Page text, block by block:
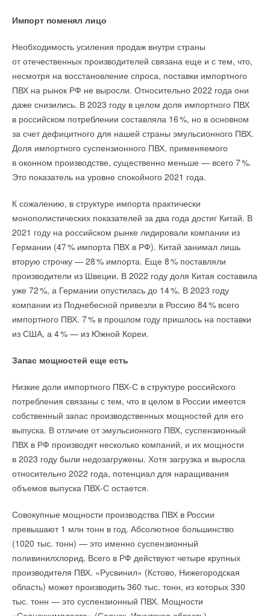
Импорт поменял лицо
Необходимость усиления продаж внутри страны
от отечественных производителей связана еще и с тем, что,
несмотря на восстановление спроса, поставки импортного
ПВХ на рынок РФ не выросли. Относительно 2022 года они
даже снизились. В 2023 году в целом доля импортного ПВХ
в российском потреблении составляла 16%, но в основном
за счет дефицитного для нашей страны эмульсионного ПВХ.
Доля импортного суспензионного ПВХ, применяемого
в оконном производстве, существенно меньше — всего 7%.
Это показатель на уровне спокойного 2021 года.
К сожалению, в структуре импорта практически
монополистических показателей за два года достиг Китай. В
2021 году на российском рынке лидировали компании из
Германии (47% импорта ПВХ в РФ). Китай занимал лишь
вторую строчку — 28% импорта. Еще8% поставляли
производители из Швеции. В 2022 году доля Китая составила
уже 72%, а Германии опустилась до 14%. В 2023 году
компании из Поднебесной привезли в Россию 84% всего
импортного ПВХ. 7% в прошлом году пришлось на поставки
из США, а 4% — из Южной Кореи.
Запас мощностей еще есть
Низкие доли импортного ПВХ-С в структуре российского
потребления связаны с тем, что в целом в России имеется
собственный запас производственных мощностей для его
выпуска. В отличие от эмульсионного ПВХ, суспензионный
ПВХ в РФ производят несколько компаний, и их мощности
в 2023 году были недозагружены. Хотя загрузка и выросла
относительно 2022 года, потенциал для наращивания
объемов выпуска ПВХ-С остается.
Совокупные мощности производства ПВХ в России
превышают 1 млн тонн в год. Абсолютное большинство
(1020 тыс. тонн) — это именно суспензионный
поливинилхлорид. Всего в РФ действуют четыре крупных
производителя ПВХ. «Русвинил» (Кстово, Нижегородская
область) может производить 360 тыс. тонн, из которых 330
тыс. тонн — это суспензионный ПВХ. Мощности
Добавить комментарий
Ваше имя *
Ваш E-mail *